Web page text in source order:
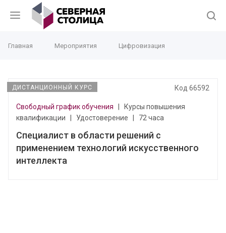
Главная Мероприятия Цифровизация
ДИСТАНЦИОННЫЙ КУРС Код 66592
Свободный график обучения
Курсы повышения
квалификации
Удостоверение 72 часа
Специалист в области решений с
применением технологий искусственного
интеллекта